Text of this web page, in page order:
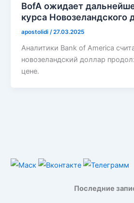
BofA ожидает
курса Новозеландского
apostolidi/27.03.2025
Аналитики Bank of America
новозеландский доллар
цене.
Последние